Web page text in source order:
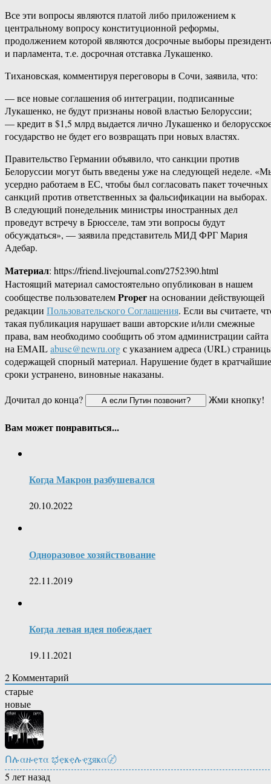
Все эти вопросы являются платой либо приложением к
центральному вопросу конституционной реформы,
продолжением которой являются досрочные выборы
и парламента, т.е. досрочная отставка Лукашенко.
Тихановская, комментируя переговоры в Сочи, заявила, что:
— все новые соглашения об интеграции, подписанные
Лукашенко, не будут признаны новой властью Белоруссии;
— кредит в $1,5 млрд выдается лично Лукашенко и
государство не будет его возвращать при новых властях.
Правительство Германии объявило, что санкции против
Белоруссии могут быть введены уже на следующей неделе.
усердно работаем в ЕС, чтобы был согласовать пакет точечных
санкций против ответственных за фальсификации на выборах.
В следующий понедельник министры иностранных дел
проведут встречу в Брюсселе, там эти вопросы будут
обсуждаться», — заявила представитель МИД ФРГ Мария
Адебар.
Материал: https://friend.livejournal.com/2752390.html
Настоящий материал самостоятельно опубликован в нашем
сообществе пользователемProperна основании действующей
редакции Пользовательского Соглашения. Если вы считаете,
такая публикация нарушает ваши авторские и/или смежные
права, вам необходимо сообщить об этом администрации сайта
на EMAILabuse@newru.orgс указанием адреса (URL)
содержащей спорный материал. Нарушение будет в кратчайшие
сроки устранено, виновные наказаны.
Дочитал до конца?
Жми кнопку!
Вам может понравиться...
Когда Макрон разбушевался
20.10.2022
Одноразовое хозяйствование
22.11.2019
Когда левая идея побеждает
19.11.2021
2Комментарий
старые
новые
Ոሉαዙҿτα ಭҿҝҿሉҿʓяҝα〄
5 лет назад